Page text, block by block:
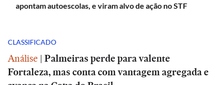
apontam autoescolas, e viram alvo de ação no STF
CLASSIFICADO
Análise | Palmeiras perde para valente
Fortaleza, mas conta com vantagem agregada e